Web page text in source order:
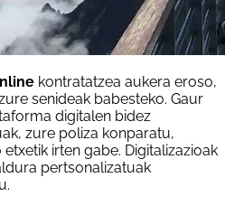
kontratatzea aukera eroso,
senideak babesteko. Gaur
digitalen bidez
zure poliza konparatu,
irten gabe. Digitalizazioak
pertsonalizatuak